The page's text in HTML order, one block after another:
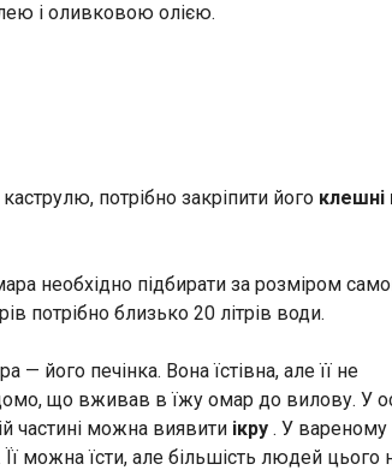
і оливковою олією.
потрібно закріпити його клешні
необхідно підбирати за розміром
потрібно близько 20 літрів води.
— його печінка. Вона їстівна, але її не
що вживав в їжу омар до вилову. У
частині можна виявити ікру . У вареному
можна їсти, але більшість людей цього